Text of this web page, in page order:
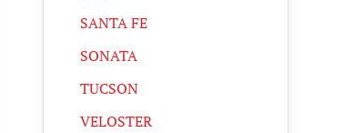
SANTA FE
SONATA
TUCSON
VELOSTER